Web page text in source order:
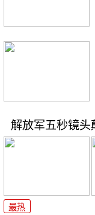
解放军五秒镜头
最热